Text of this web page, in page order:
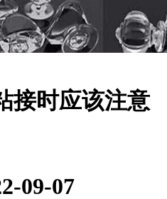
接时应该注意
09-07